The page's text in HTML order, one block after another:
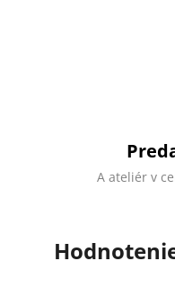
A ateliér v